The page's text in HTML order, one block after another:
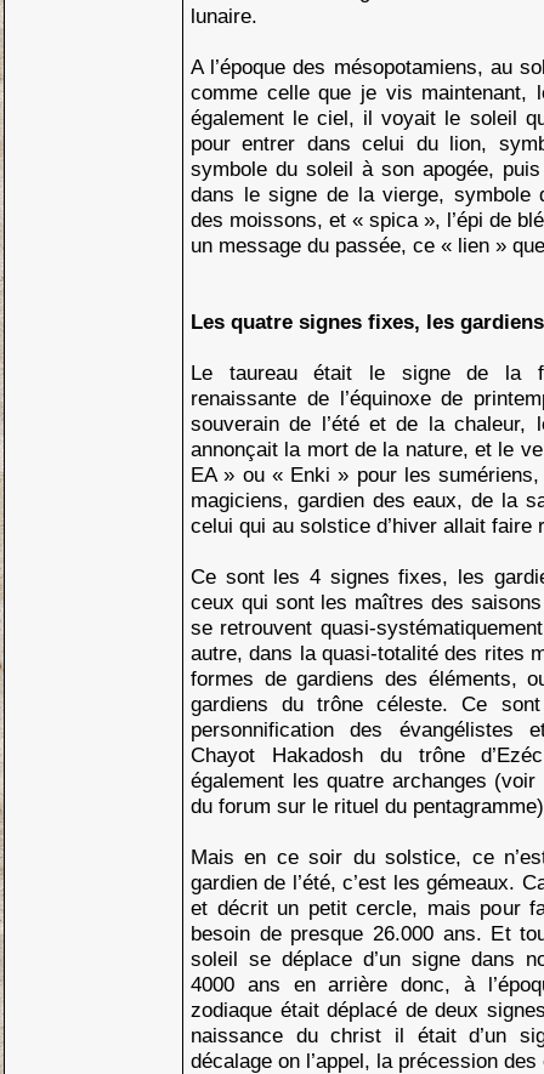
lunaire.
A l’époque des mésopotamiens, au
comme celle que je vis maintenant,
également le ciel, il voyait le soleil
pour entrer dans celui du lion,
symbole du soleil à son apogée,
dans le signe de la vierge, symbole
des moissons, et « spica », l’épi de
un message du passée, ce « lien »
Les quatre signes fixes, les
Le taureau était le signe de la
renaissante de l’équinoxe de
souverain de l’été et de la chaleur,
annonçait la mort de la nature, et le
EA » ou « Enki » pour les
magiciens, gardien des eaux, de la
celui qui au solstice d’hiver allait faire
Ce sont les 4 signes fixes, les
ceux qui sont les maîtres des
se retrouvent quasi-
autre, dans la quasi-totalité des rites
formes de gardiens des éléments,
gardiens du trône céleste. Ce
personnification des évangélistes
Chayot Hakadosh du trône
également les quatre archanges
du forum sur le rituel du
Mais en ce soir du solstice, ce
gardien de l’été, c’est les gémeaux.
et décrit un petit cercle, mais pour
besoin de presque 26.000 ans. Et
soleil se déplace d’un signe dans
4000 ans en arrière donc, à
zodiaque était déplacé de deux
naissance du christ il était d’un
décalage on l’appel, la précession